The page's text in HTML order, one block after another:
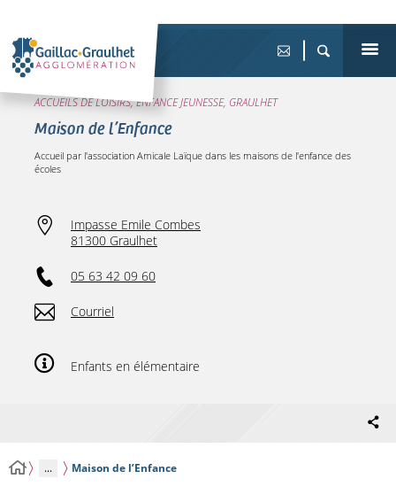
ACCUEILS DE LOISIRS, ENFANCE JEUNESSE, GRAULHET
Maison de l’Enfance
Accueil par l'association Amicale Laïque dans les maisons de l'enfance des
écoles
Impasse Emile Combes
81300 Graulhet
05 63 42 09 60
Courriel
Enfants en élémentaire
... Maison de l’Enfance